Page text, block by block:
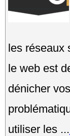
les réseaux
le web est
dénicher
utiliser les ...